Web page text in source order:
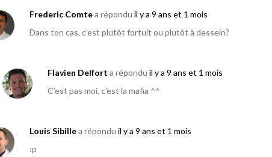
Frederic Comtea répondu il y a 9 ans et 1 mois
Dans ton cas, c’est plutôt fortuit ou plutôt à dessein?
Flavien Delfort a répondu il y a 9 ans et 1 mois
C’est pas moi, c’est la mafia ^^
Louis Sibillea répondu il y a 9 ans et 1 mois
:p